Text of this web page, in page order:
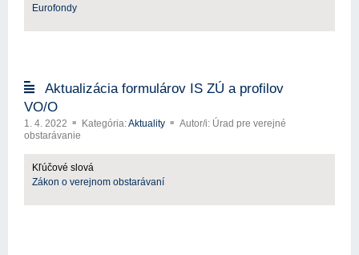
Eurofondy
Aktualizácia formulárov IS ZÚ a profilov
VO/O
1. 4. 2022 Kategória:Aktuality
Autor/i: Úrad pre verejné
obstarávanie
Kľúčové slová
Zákon o verejnom obstarávaní